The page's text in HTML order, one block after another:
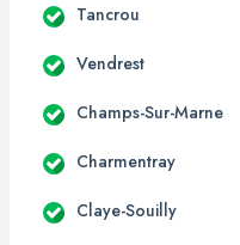
Tancrou
Vendrest
Champs-Sur-Marne
Charmentray
Claye-Souilly